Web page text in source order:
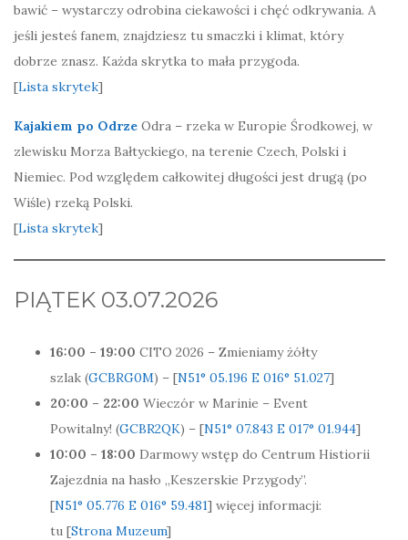
bawić – wystarczy odrobina ciekawości i chęć odkrywania. A
jeśli jesteś fanem, znajdziesz tu smaczki i klimat, który
dobrze znasz. Każda skrytka to mała przygoda.
[Lista skrytek]
Kajakiem po Odrze Odra – rzeka w Europie Środkowej, w
zlewisku Morza Bałtyckiego, na terenie Czech, Polski i
Niemiec. Pod względem całkowitej długości jest drugą (po
Wiśle) rzeką Polski.
[Lista skrytek]
PIĄTEK 03.07.2026
16:00 – 19:00 CITO 2026 – Zmieniamy żółty
szlak (GCBRG0M) – [N51° 05.196 E 016° 51.027]
20:00 – 22:00 Wieczór w Marinie – Event
Powitalny! (GCBR2QK) – [N51° 07.843 E 017° 01.944]
10:00 – 18:00 Darmowy wstęp do Centrum Histiorii
Zajezdnia na hasło „Keszerskie Przygody”.
[N51° 05.776 E 016° 59.481] więcej informacji:
tu [Strona Muzeum]